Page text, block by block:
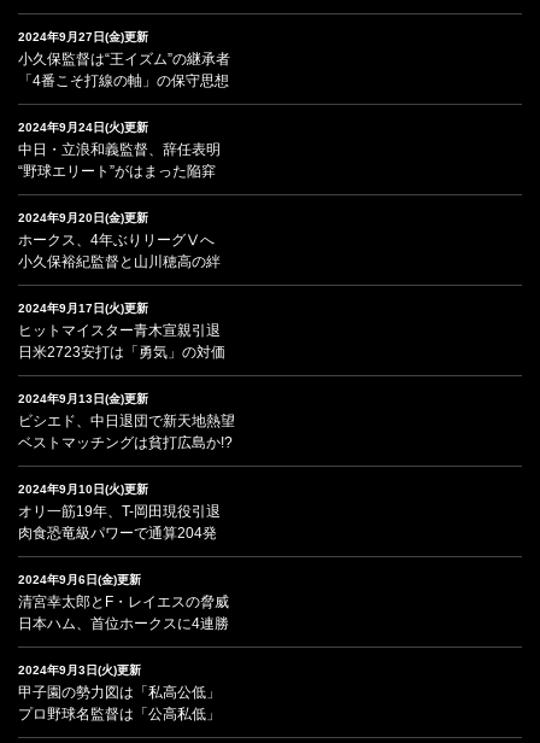
2024年9月27日(金)更新
小久保監督は“王イズム”の継承者
「4番こそ打線の軸」の保守思想
2024年9月24日(火)更新
中日・立浪和義監督、辞任表明
“野球エリート”がはまった陥穽
2024年9月20日(金)更新
ホークス、4年ぶりリーグⅤへ
小久保裕紀監督と山川穂高の絆
2024年9月17日(火)更新
ヒットマイスター青木宣親引退
日米2723安打は「勇気」の対価
2024年9月13日(金)更新
ビシエド、中日退団で新天地熱望
ベストマッチングは貧打広島か!?
2024年9月10日(火)更新
オリ一筋19年、T-岡田現役引退
肉食恐竜級パワーで通算204発
2024年9月6日(金)更新
清宮幸太郎とF・レイエスの脅威
日本ハム、首位ホークスに4連勝
2024年9月3日(火)更新
甲子園の勢力図は「私高公低」
プロ野球名監督は「公高私低」